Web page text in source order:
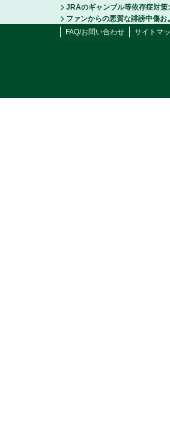
JRAのギャンブル等依存症対策
ファンからの悪質な誹謗中傷
FAQ/お問い合わせ
サイトマ